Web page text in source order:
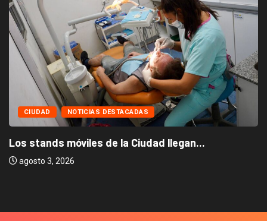
CIUDAD NOTICIAS DESTACADAS
Los stands móviles de la Ciudad llegan...
agosto 3, 2026